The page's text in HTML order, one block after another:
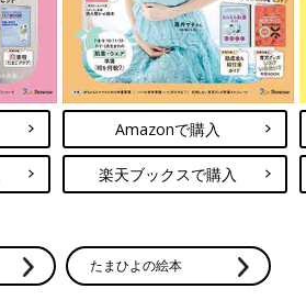
Amazonで購入
楽天ブックスで購入
たまひよの絵本